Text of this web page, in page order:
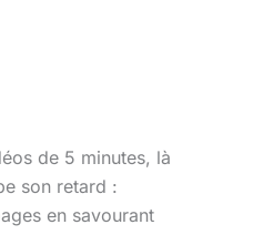
de 5 minutes, là
son retard :
en savourant